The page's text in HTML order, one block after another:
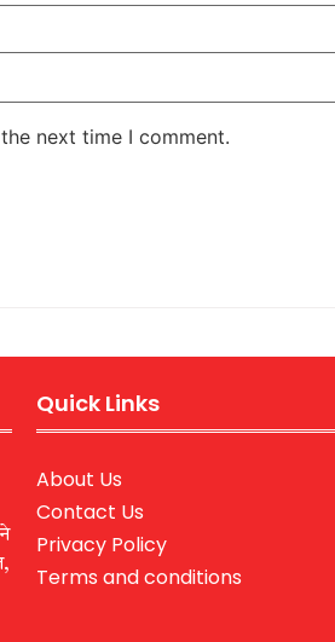
next time I comment.
Quick Links
About Us
Contact Us
Privacy Policy
Terms and conditions